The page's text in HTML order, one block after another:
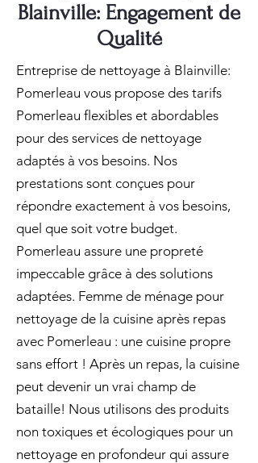
Blainville: Engagement de
Qualité
Entreprise de nettoyage à Blainville:
Pomerleau vous propose des tarifs
Pomerleau flexibles et abordables
pour des services de nettoyage
adaptés à vos besoins. Nos
prestations sont conçues pour
répondre exactement à vos besoins,
quel que soit votre budget.
Pomerleau assure une propreté
impeccable grâce à des solutions
adaptées. Femme de ménage pour
nettoyage de la cuisine après repas
avec Pomerleau : une cuisine propre
sans effort ! Après un repas, la cuisine
peut devenir un vrai champ de
bataille! Nous utilisons des produits
non toxiques et écologiques pour un
nettoyage en profondeur qui assure